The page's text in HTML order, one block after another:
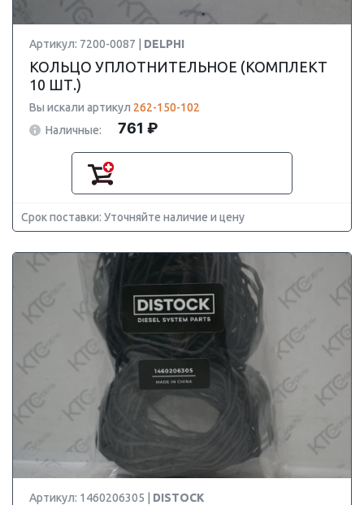
Артикул: 7200-0087 | DELPHI
КОЛЬЦО УПЛОТНИТЕЛЬНОЕ (КОМПЛЕКТ
10 ШТ.)
Вы искали артикул 262-150-102
Наличные:
761 ₽
Срок поставки: Уточняйте наличие и цену
Артикул: 1460206305 | DISTOCK